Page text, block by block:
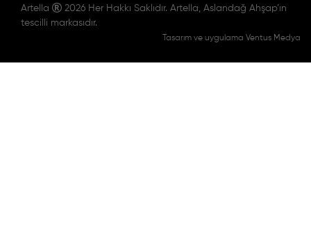
Artella
2026 Her Hakkı Saklıdır. Artella, Aslandağ Ahşap’ın
tescilli markasıdır.
Tasarım ve uygulama Ventus Medya